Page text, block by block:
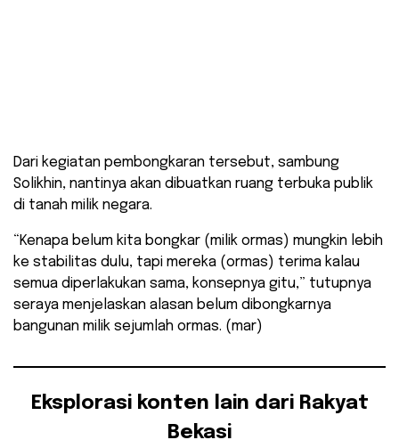
Dari kegiatan pembongkaran tersebut, sambung
Solikhin, nantinya akan dibuatkan ruang terbuka publik
di tanah milik negara.
“Kenapa belum kita bongkar (milik ormas) mungkin lebih
ke stabilitas dulu, tapi mereka (ormas) terima kalau
semua diperlakukan sama, konsepnya gitu,” tutupnya
seraya menjelaskan alasan belum dibongkarnya
bangunan milik sejumlah ormas. (mar)
Eksplorasi konten lain dari Rakyat
Bekasi